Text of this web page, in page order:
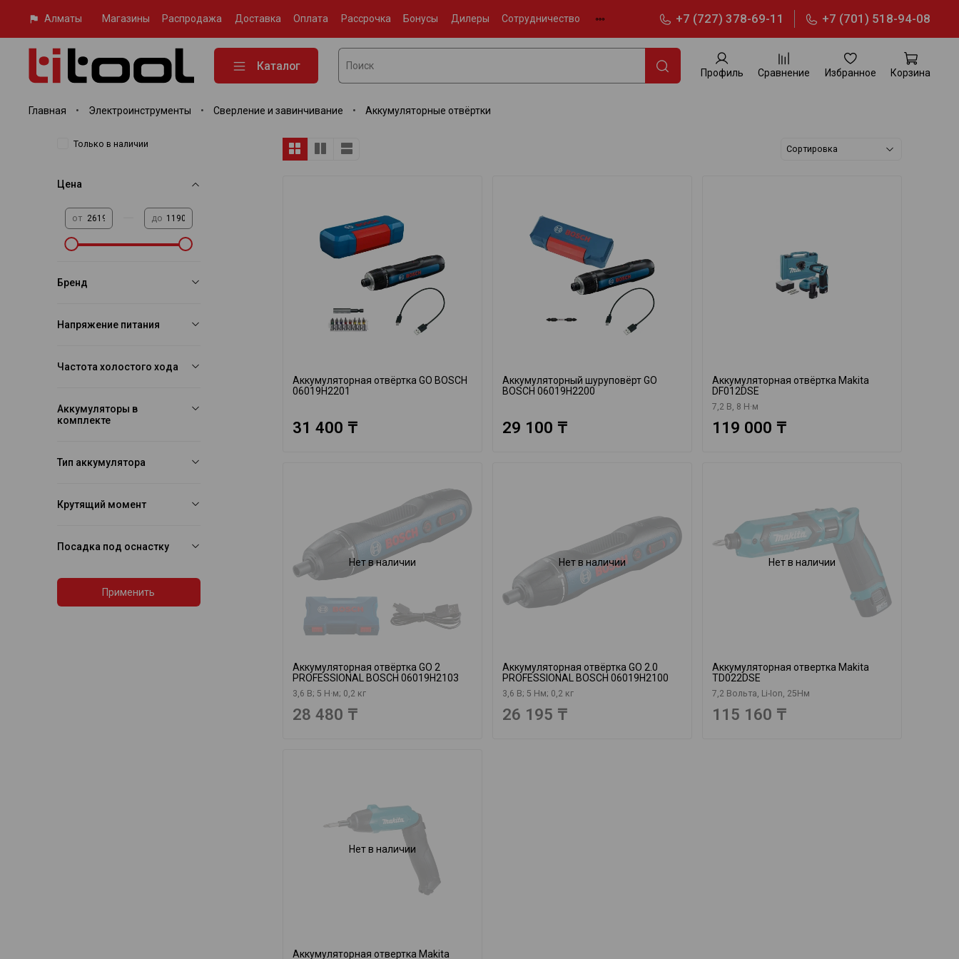
Алматы Магазины Распродажа Доставка Оплата Рассрочка Бонусы Дилеры Сотрудничество +7 (727) 378-69-11 +7 (701) 518-94-08
Каталог
Профиль Сравнение Избранное Корзина
Главная Электроинструменты Сверление и завинчивание Аккумуляторные отвёртки
Аккумуляторная отвёртка GO BOSCH
06019H2201
31 400 ₸
Аккумуляторный шуруповёрт GO
BOSCH 06019H2200
29 100 ₸
Аккумуляторная отвёртка Makita
DF012DSE
7,2 В, 8 Н·м
119 000 ₸
Нет в наличии
Аккумуляторная отвёртка GO 2
PROFESSIONAL BOSCH 06019H2103
3,6 В; 5 Н·м; 0,2 кг
28 480 ₸
Нет в наличии
Аккумуляторная отвёртка GO 2.0
PROFESSIONAL BOSCH 06019H2100
3,6 В; 5 Нм; 0,2 кг
26 195 ₸
Нет в наличии
Аккумуляторная отвертка Makita
TD022DSE
7,2 Вольта, Li-Ion, 25Нм
115 160 ₸
Нет в наличии
Аккумуляторная отвертка Makita
Только в наличии
Цена
от до
Бренд
Напряжение питания
Частота холостого хода
Аккумуляторы в
комплекте
Тип аккумулятора
Крутящий момент
Посадка под оснастку
Применить